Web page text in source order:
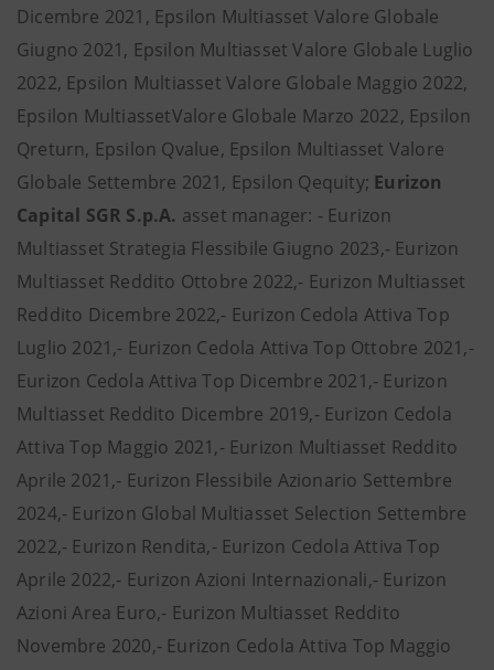
Dicembre 2021, Epsilon Multiasset Valore Globale
Giugno 2021, Epsilon Multiasset Valore Globale Luglio
2022, Epsilon Multiasset Valore Globale Maggio 2022,
Epsilon MultiassetValore Globale Marzo 2022, Epsilon
Qreturn, Epsilon Qvalue, Epsilon Multiasset Valore
Globale Settembre 2021, Epsilon Qequity; Eurizon
Capital SGR S.p.A. asset manager: - Eurizon
Multiasset Strategia Flessibile Giugno 2023,- Eurizon
Multiasset Reddito Ottobre 2022,- Eurizon Multiasset
Reddito Dicembre 2022,- Eurizon Cedola Attiva Top
Luglio 2021,- Eurizon Cedola Attiva Top Ottobre 2021,-
Eurizon Cedola Attiva Top Dicembre 2021,- Eurizon
Multiasset Reddito Dicembre 2019,- Eurizon Cedola
Attiva Top Maggio 2021,- Eurizon Multiasset Reddito
Aprile 2021,- Eurizon Flessibile Azionario Settembre
2024,- Eurizon Global Multiasset Selection Settembre
2022,- Eurizon Rendita,- Eurizon Cedola Attiva Top
Aprile 2022,- Eurizon Azioni Internazionali,- Eurizon
Azioni Area Euro,- Eurizon Multiasset Reddito
Novembre 2020,- Eurizon Cedola Attiva Top Maggio